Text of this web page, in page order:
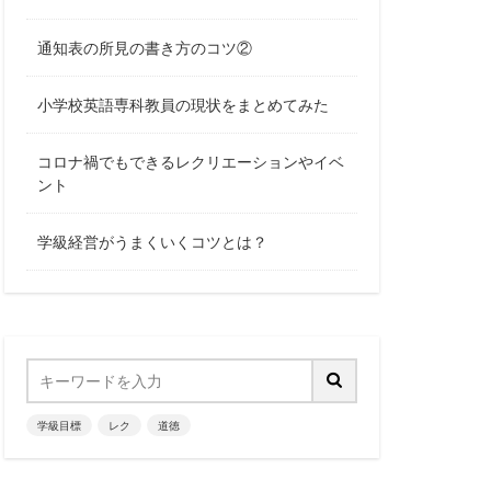
通知表の所見の書き方のコツ②
小学校英語専科教員の現状をまとめてみた
コロナ禍でもできるレクリエーションやイベ
ント
学級経営がうまくいくコツとは？
学級目標 レク 道徳